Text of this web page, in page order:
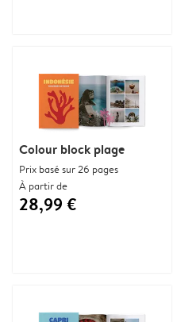
Colour block plage
Prix basé sur 26 pages
À partir de
28,99 €